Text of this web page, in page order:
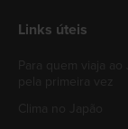
Links úteis